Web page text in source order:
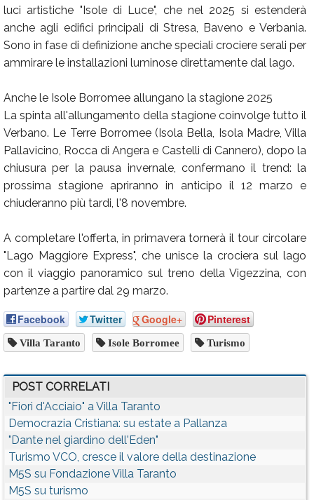
luci artistiche "Isole di Luce", che nel 2025 si estenderà
anche agli edifici principali di Stresa, Baveno e Verbania.
Sono in fase di definizione anche speciali crociere serali per
ammirare le installazioni luminose direttamente dal lago.
Anche le Isole Borromee allungano la stagione 2025
La spinta all'allungamento della stagione coinvolge tutto il
Verbano. Le Terre Borromee (Isola Bella, Isola Madre, Villa
Pallavicino, Rocca di Angera e Castelli di Cannero), dopo la
chiusura per la pausa invernale, confermano il trend: la
prossima stagione apriranno in anticipo il 12 marzo e
chiuderanno più tardi, l'8 novembre.
A completare l'offerta, in primavera tornerà il tour circolare
"Lago Maggiore Express", che unisce la crociera sul lago
con il viaggio panoramico sul treno della Vigezzina, con
partenze a partire dal 29 marzo.
Facebook Twitter Google+ Pinterest
Villa Taranto Isole Borromee Turismo
POST CORRELATI
"Fiori d'Acciaio" a Villa Taranto
Democrazia Cristiana: su estate a Pallanza
"Dante nel giardino dell'Eden"
Turismo VCO, cresce il valore della destinazione
M5S su Fondazione Villa Taranto
M5S su turismo